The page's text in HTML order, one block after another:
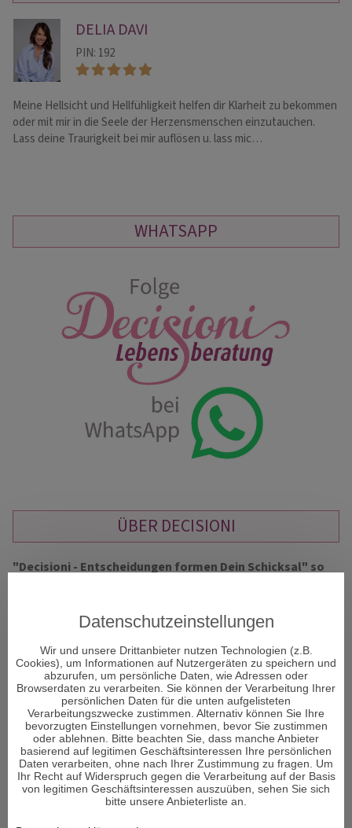
DELIA DAVI
PIN: 192
Meine Hellsicht und Hellfühligkeit helfen dir Klarheit zu bekommen
oder mit mir in die Seele der Herzensmenschen einzutauchen.
Lass deine Traurigkeit bei mir auflösen u. lass mic…
WHATSAPP
ÜBER DECISIONI
"Decisioni - Entscheidungen formen Dein Schicksal" so
geht es im Leben. Entscheidungen sind ein Moment in
Viele Menschen sehnen sich nach Erholung und suchen den
Zugang zu sich selbst. Aber was genau gibt es, um bei sich
selbst wieder anzukommen und den Fokus auf das zu lenken,
was wirklich wichtig ist im Leben und die richtigen
Entscheidungen zu treffen?
Den Körper und Seele in Einklang zu bringen ist von enormer
Wichtigkeit für den Menschen. Man könnte auch sagen – es
Datenschutzeinstellungen
Wir und unsere Drittanbieter nutzen Technologien (z.B.
Cookies), um Informationen auf Nutzergeräten zu speichern und
abzurufen, um persönliche Daten, wie Adressen oder
Browserdaten zu verarbeiten. Sie können der Verarbeitung Ihrer
persönlichen Daten für die unten aufgelisteten
Verarbeitungszwecke zustimmen. Alternativ können Sie Ihre
bevorzugten Einstellungen vornehmen, bevor Sie zustimmen
oder ablehnen. Bitte beachten Sie, dass manche Anbieter
basierend auf legitimen Geschäftsinteressen Ihre persönlichen
Daten verarbeiten, ohne nach Ihrer Zustimmung zu fragen. Um
Ihr Recht auf Widerspruch gegen die Verarbeitung auf der Basis
von legitimen Geschäftsinteressen auszuüben, sehen Sie sich
bitte unsere Anbieterliste an.